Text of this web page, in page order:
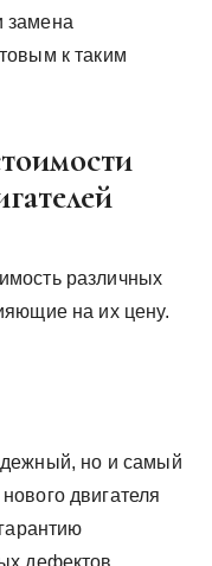
замена
к таким
различных
на их цену.
но и самый
двигателя
дефектов.